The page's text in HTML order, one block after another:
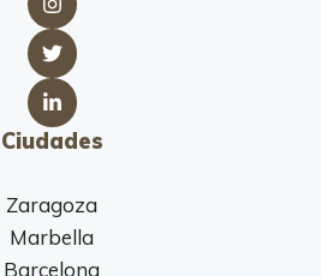
Ciudades
Zaragoza
Marbella
Barcelona